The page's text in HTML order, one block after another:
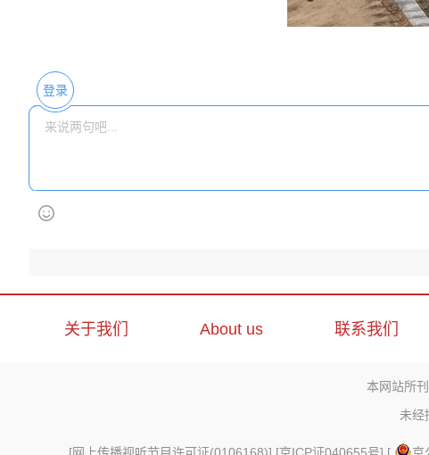
登录
关于我们 About us 联系我们
本网站所
未经